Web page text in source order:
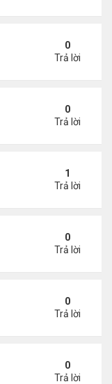
tuổi 18
0
Trả lời
Nicole Kidman có
0
Trả lời
1
Trả lời
0
Trả lời
thương trong tiệc
0
Trả lời
nhiên vì tôi luôn trả
0
Trả lời